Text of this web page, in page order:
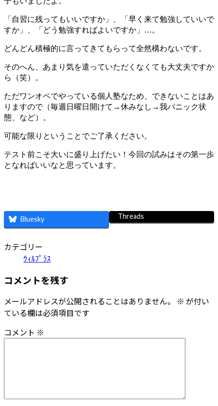
「自習に残ってもいいですか」、「早く来て勉強していいで
すか」、「どう勉強すればよいですか」…。
どんどん積極的に言ってきてもらって全然構わないです。
そのへん、あまり気を遣っていただくなくても大丈夫ですか
ら（笑）。
ただワンオペでやっている個人塾なため、できないことはあ
りますので（毎週日曜日開けて→休みなし→我パニック状
態、など）。
可能な限りということでご了承ください。
テスト前こそ大いに盛り上げたい！今回の試みはその第一歩
となればいいなと思っています。
Bluesky Threads
カテゴリー
ｳｨﾙﾌﾟﾗｽ
コメントを残す
メールアドレスが公開されることはありません。 ※ が付い
ている欄は必須項目です
コメント ※